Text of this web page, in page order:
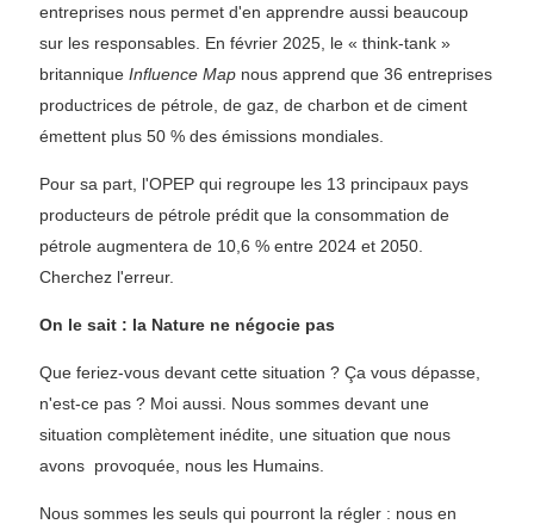
entreprises nous permet d'en apprendre aussi beaucoup
sur les responsables. En février 2025, le « think-tank »
britannique Influence Map nous apprend que 36 entreprises
productrices de pétrole, de gaz, de charbon et de ciment
émettent plus 50 % des émissions mondiales.
Pour sa part, l'OPEP qui regroupe les 13 principaux pays
producteurs de pétrole prédit que la consommation de
pétrole augmentera de 10,6 % entre 2024 et 2050.
Cherchez l'erreur.
On le sait : la Nature ne négocie pas
Que feriez-vous devant cette situation ? Ça vous dépasse,
n'est-ce pas ? Moi aussi. Nous sommes devant une
situation complètement inédite, une situation que nous
avons provoquée, nous les Humains.
Nous sommes les seuls qui pourront la régler : nous en